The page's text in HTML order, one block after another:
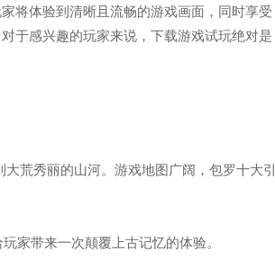
将体验到清晰且流畅的游戏画面，同时享受
于感兴趣的玩家来说，下载游戏试玩绝对是
荒秀丽的山河。游戏地图广阔，包罗十大引
带来一次颠覆上古记忆的体验。